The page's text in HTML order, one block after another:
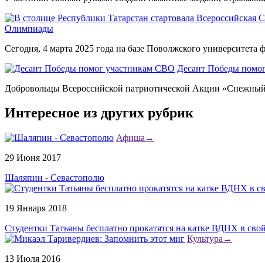
Олимпиады
Сегодня, 4 марта 2025 года на базе Поволжского университета
Десант Победы
Добровольцы Всероссийской патриотической Акции
Интересное из других рубрик
Афиша →
29 Июня 2017
Шаляпин - Севастополю
19 Января 2018
Студентки Татьяны бесплатно прокатятся на катке ВДНХ в
Культура →
13 Июля 2016